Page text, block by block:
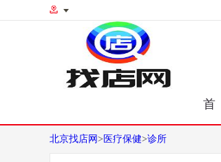
首
北京找店网 > 医疗保健>诊所